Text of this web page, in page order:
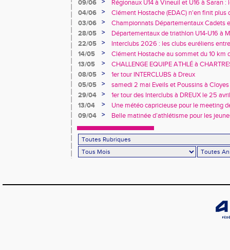
09/06
Régionaux U14 à Vineuil et U16 à Saran :
rendez-vous !
04/06 >
Clément Hostache (EDAC) n'en finit plus
03/06
>
Championnats Départementaux Cadets
performances à Chartres
28/05 >
Départementaux de triathlon U14-U16 à
au rendez-vous… tout comme les records
22/05 >
Interclubs 2026 : les clubs euréliens
relégation
14/05 >
Clément Hostache au sommet du 10 km
junior
13/05 >
CHALLENGE EQUIPE ATHLÉ à
08/05
>
1er tour INTERCLUBS à Dreux
05/05
>
samedi 2 mai Eveils et Poussins à Cloyes
29/04
>
1er tour des Interclubs à DREUX le 25
13/04
>
Une météo capricieuse pour le meeting
Rotrou
09/04 > Belle matinée d’athlétisme pour les